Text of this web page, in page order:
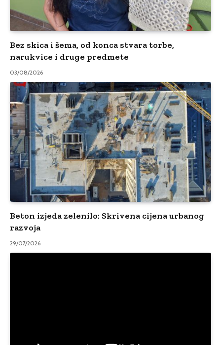
Bez skica i šema, od konca stvara torbe,
narukvice i druge predmete
03/08/2026
Beton izjeda zelenilo: Skrivena cijena urbanog
razvoja
29/07/2026